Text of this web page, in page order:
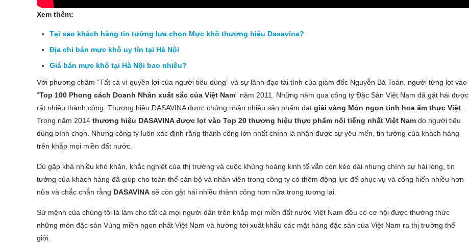
Xem thêm:
Tại sao khách hàng tin tưởng lựa chọn Mực khô thương hiệu Dasavina?
Địa chỉ bán mực khô uy tín tại Hà Nội
Giá bán mực khô tại Hà Nội bao nhiêu?
Với phương châm “Tất cả vì quyền lợi của người tiêu dùng” và sự lãnh đạo tài tình của giám đốc Nguyễn Bá Toàn, người từng lọt vào
“Top 100 Phong cách Doanh Nhân xuất sắc của Việt Nam” năm 2011. Những năm qua công ty Đặc Sản Việt Nam đã gặt hái được
rất nhiều thành công. Thương hiệu DASAVINA được chứng nhận nhiều sản phẩm đạt giải vàng Món ngon tinh hoa ẩm thực Việt
Trong năm 2014 thương hiệu DASAVINA được lọt vào Top 20 thương hiệu thực phẩm nổi tiếng nhất Việt Nam do người tiêu
dùng bình chọn. Nhưng công ty luôn xác định rằng thành công lớn nhất chính là nhận được sự yêu mến, tin tưởng của khách hàng
trên khắp mọi miền đất nước.
Dù gặp khá nhiều khó khăn, khắc nghiệt của thị trường và cuộc khủng hoảng kinh tế vẫn còn kéo dài nhưng chính sự hài lòng, tin
tưởng của khách hàng đã giúp cho toàn thể cán bộ và nhân viên trong công ty có thêm động lực để phục vụ và cống hiến nhiều hơn
nữa và chắc chắn rằng DASAVINA sẽ còn gặt hái nhiều thành công hơn nữa trong tương lai.
Sứ mệnh của chúng tôi là làm cho tất cả mọi người dân trên khắp mọi miền đất nước Việt Nam đều có cơ hội được thưởng thức
những món đặc sản Vùng miền ngon nhất Việt Nam và hướng tới xuất khẩu các mặt hàng đặc sản của Việt Nam ra thị trường thế
giới.